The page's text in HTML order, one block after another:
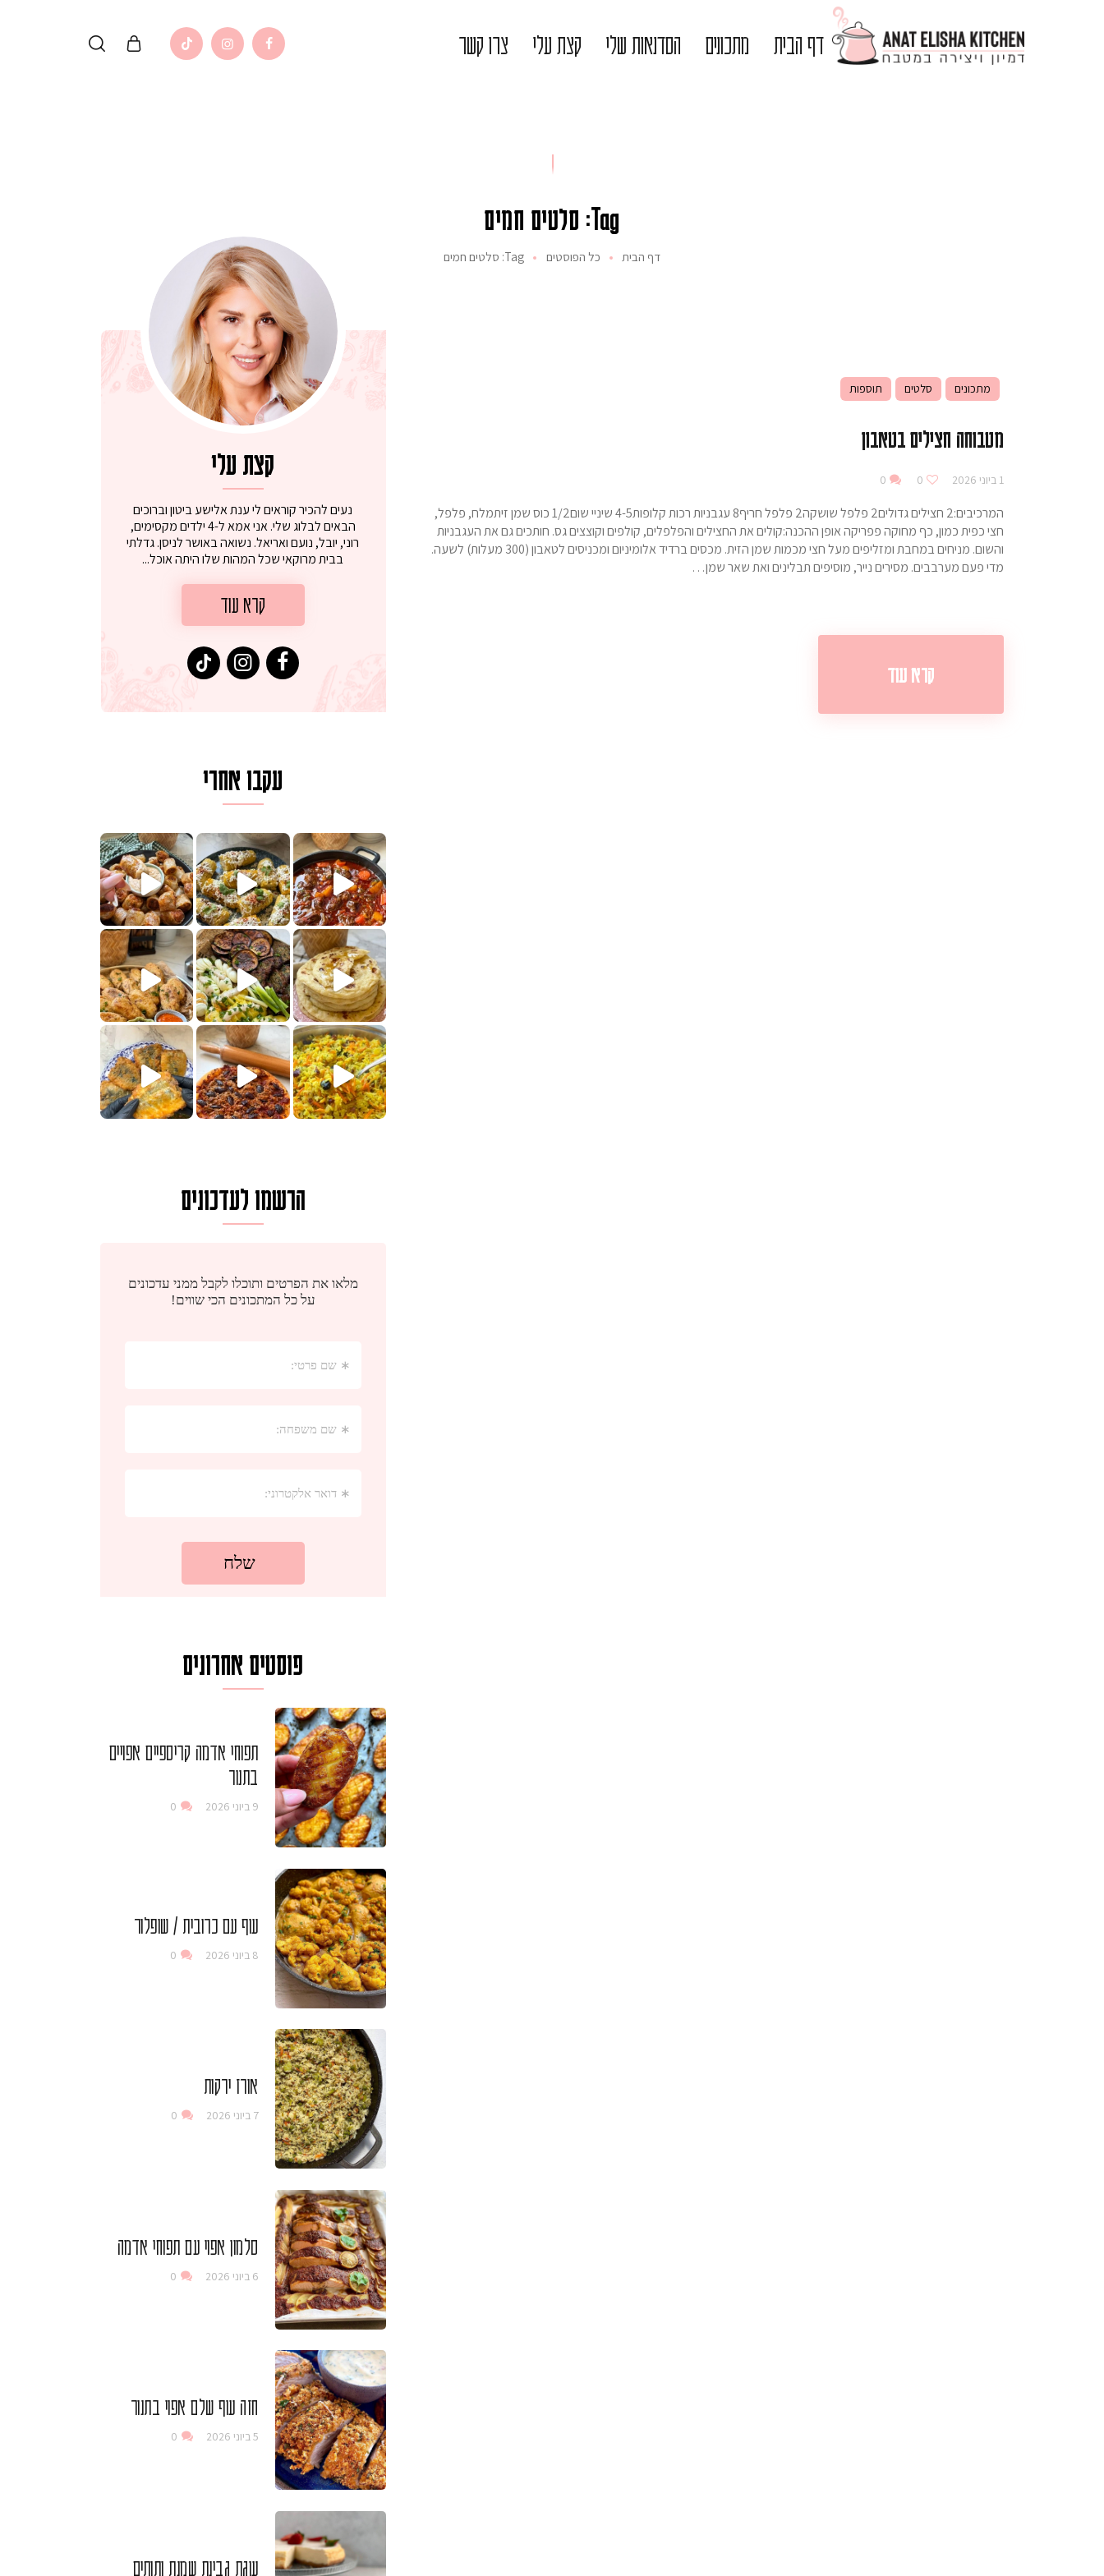
דף הבית מתכונים הסדנאות שלי קצת עלי צרו קשר
Tag: סלטים חמים
דף הבית כל הפוסטים Tag: סלטים חמים
מתכונים סלטים תוספות
מטבוחה חצילים בטאבון
1 ביוני 2026 0
0
המרכיבים:2 חצילים גדולים2 פלפל שושקה2 פלפל חריף8 עגבניות רכות קלופות4-5 שיניי שום1/2 כוס שמן זיתמלח, פלפל,
חצי כפית כמון, כף מחוקה פפריקה אופן ההכנה:קולים את החצילים והפלפלים, קולפים וקוצצים גס. חותכים גם את העגבניות
והשום. מניחים במחבת ומזליפים מעל חצי מכמות שמן הזית. מכסים ברדיד אלומיניום ומכניסים לטאבון (300 מעלות) לשעה.
מדי פעם מערבבים. מסירים נייר, מוסיפים תבלינים ואת שאר שמן…
קרא עוד
קצת עלי
נעים להכיר קוראים לי ענת אלישע ביטון וברוכים
הבאים לבלוג שלי. אני אמא ל-4 ילדים מקסימים,
רוני, יובל, נועם ואריאל. נשואה באושר לניסן. גדלתי
בבית מרוקאי שכל המהות שלו היתה אוכל...
קרא עוד
עקבו אחרי
. גולש המר
קלחי תירס צרובים על מחבת עם גבינה בולגרית מעודנת מ
נשנושי פרגיות קריספיים ממכרים שמכינים בכמה דקות עב
לחם מחבת שהוא שילוב של מופלטה וספינז׳, רעיון מעולאז מה בשבילכם? בפ
פסטל טוניסאי לתשעת הימים, חשבתי מה לחדש לכם ונראה
למתכון
פיצה של תשעת הימים ולמה היא נקראת ככה? ההסבר בסרטו
מז׳ווז׳ין או בתרגום לעברית, מחותניםמתכון ראש
הרשמו לעדכונים
פוסטים אחרונים
תפוחי אדמה קריספיים אפויים
בתנור
9 ביוני 2026 0
עוף עם כרובית / שופלור
8 ביוני 2026 0
אורז ירקות
7 ביוני 2026 0
סלמון אפוי עם תפוחי אדמה
6 ביוני 2026 0
חזה עוף שלם אפוי בתנור
5 ביוני 2026 0
עוגת גבינת שמנת ותותים